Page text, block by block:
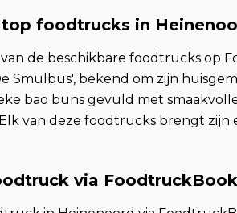
foodtrucks in
de beschikbare foodtrucks op
Smulbus', bekend om zijn
bao buns gevuld met
van deze foodtrucks brengt
via